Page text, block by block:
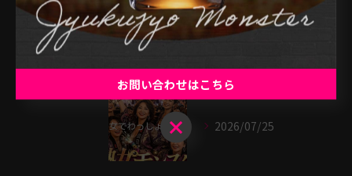
最近の投稿
2026/07/25
お問い合わせはこちら
お問い合わせはこちら